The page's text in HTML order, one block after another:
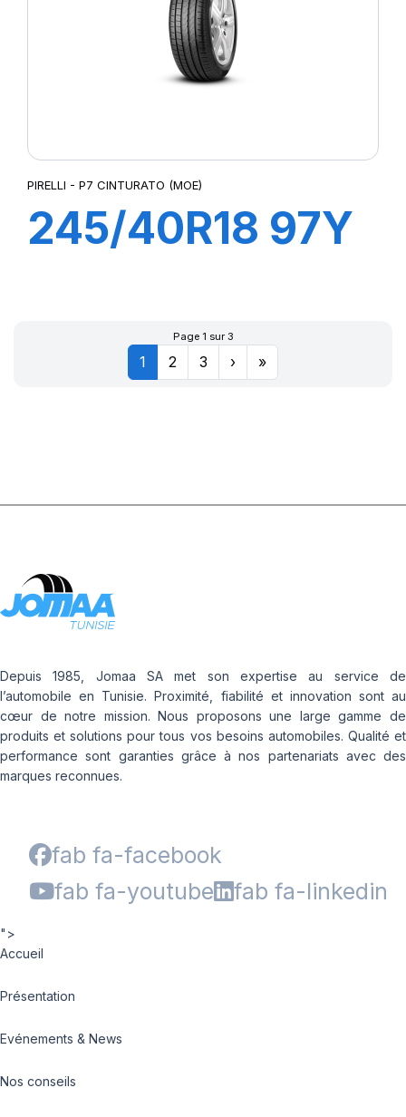
PIRELLI - P7 CINTURATO (MOE)
245/40R18 97Y
CINTURATO
(MOE)
Page 1 sur 3
1 2 3 › »
Depuis 1985, Jomaa SA met son expertise au service de
l’automobile en Tunisie. Proximité, fiabilité et innovation sont au
cœur de notre mission. Nous proposons une large gamme de
produits et solutions pour tous vos besoins automobiles. Qualité et
performance sont garanties grâce à nos partenariats avec des
marques reconnues.
fab fa-facebook
fab fa-youtube
fab fa-linkedin
">
Accueil
Présentation
Evénements & News
Nos conseils